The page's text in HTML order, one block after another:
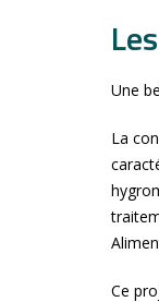
Une
La
Ce